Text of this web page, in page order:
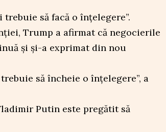
să facă o înțelegere”.
Trump a afirmat că negocierile
și și-a exprimat din nou
să încheie o înțelegere”, a
Putin este pregătit să